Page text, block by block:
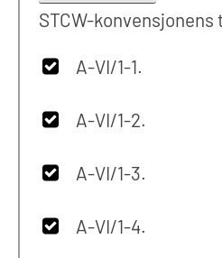
STCW-
A-VI/1-1.
A-VI/1-2.
A-VI/1-3.
A-VI/1-4.